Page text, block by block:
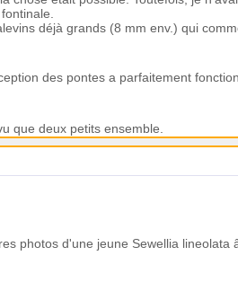
déjà grands (8 mm env.) qui
des pontes a parfaitement
que deux petits ensemble.
photos d'une jeune Sewellia